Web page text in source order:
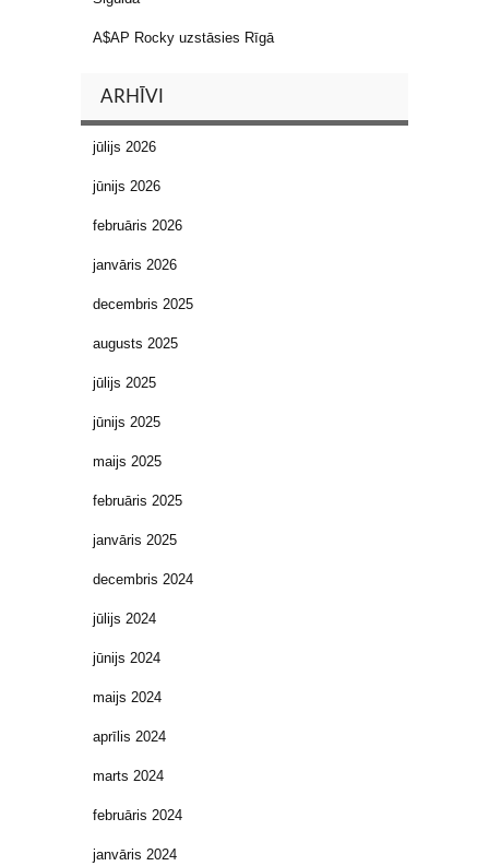
A$AP Rocky uzstāsies Rīgā
ARHĪVI
jūlijs 2026
jūnijs 2026
februāris 2026
janvāris 2026
decembris 2025
augusts 2025
jūlijs 2025
jūnijs 2025
maijs 2025
februāris 2025
janvāris 2025
decembris 2024
jūlijs 2024
jūnijs 2024
maijs 2024
aprīlis 2024
marts 2024
februāris 2024
janvāris 2024